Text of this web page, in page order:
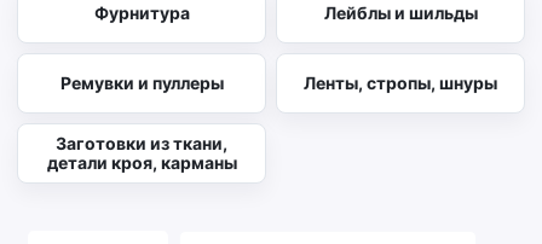
Фурнитура Лейблы и шильды
Ремувки и пуллеры Ленты, стропы, шнуры
Заготовки из ткани,
детали кроя, карманы